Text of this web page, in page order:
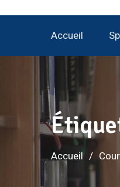
Accueil
Accueil